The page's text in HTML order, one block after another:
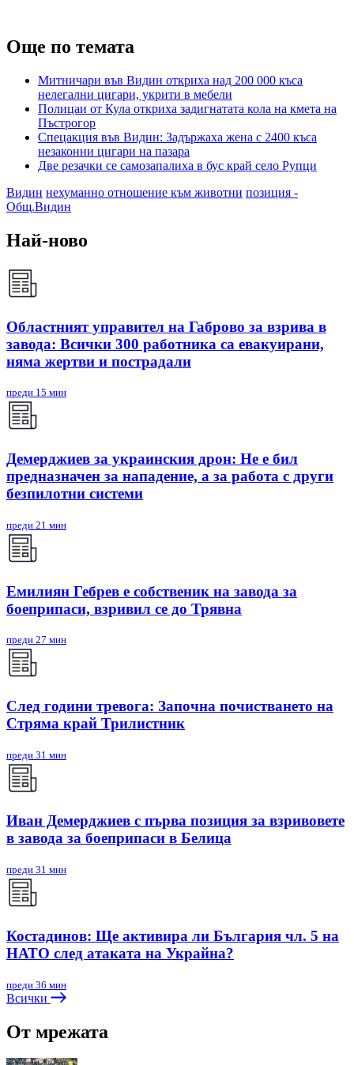
Още по темата
Митничари във Видин откриха над 200 000 къса
нелегални цигари, укрити в мебели
Полицаи от Кула откриха задигнатата кола на кмета на
Пъстрогор
Спецакция във Видин: Задържаха жена с 2400 къса
незаконни цигари на пазара
Две резачки се самозапалиха в бус край село Рупци
Видин нехуманно отношение към животни позиция -
Общ.Видин
Най-ново
Областният управител на Габрово за взрива в
завода: Всички 300 работника са евакуирани,
няма жертви и пострадали
преди 15 мин
Демерджиев за украинския дрон: Не е бил
предназначен за нападение, а за работа с други
безпилотни системи
преди 21 мин
Емилиян Гебрев е собственик на завода за
боеприпаси, взривил се до Трявна
преди 27 мин
След години тревога: Започна почистването на
Стряма край Трилистник
преди 31 мин
Иван Демерджиев с първа позиция за взривовете
в завода за боеприпаси в Белица
преди 31 мин
Костадинов: Ще активира ли България чл. 5 на
НАТО след атаката на Украйна?
преди 36 мин
Всички
От мрежата